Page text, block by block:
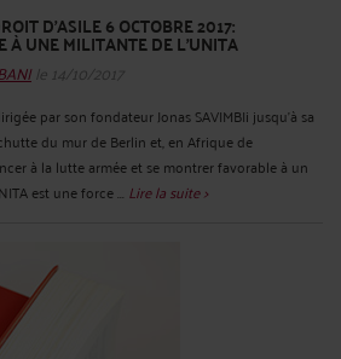
D'ASILE 6 OCTOBRE 2017:
À UNE MILITANTE DE L'UNITA
le 14/10/2017
par son fondateur Jonas SAVIMBIi jusqu’à sa
du mur de Berlin et, en Afrique de
à la lutte armée et se montrer favorable à un
est une force ... Lire la suite >